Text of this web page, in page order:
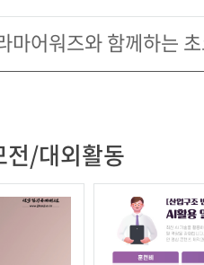
전/대외활동